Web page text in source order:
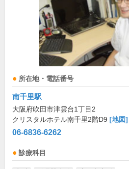
所在地・電話番号
南千里駅
大阪府吹田市津雲台1丁目2
クリスタルホテル南千里2階D9 [地図]
06-6836-6262
診療科目